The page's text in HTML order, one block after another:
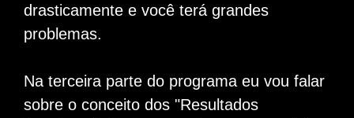
drasticamente e você terá grandes
problemas.
Na terceira parte do programa eu vou falar
sobre o conceito dos "Resultados